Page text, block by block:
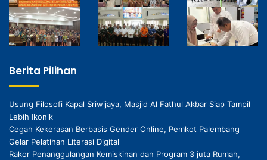
Berita Pilihan
Usung Filosofi Kapal Sriwijaya, Masjid Al Fathul Akbar Siap Tampil
Lebih Ikonik
Cegah Kekerasan Berbasis Gender Online, Pemkot Palembang
Gelar Pelatihan Literasi Digital
Rakor Penanggulangan Kemiskinan dan Program 3 juta Rumah,